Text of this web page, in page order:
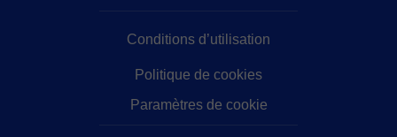
Conditions d’utilisation
Politique de cookies
Paramètres de cookie